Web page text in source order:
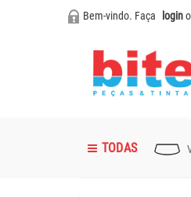
Bem-vindo. Faça login
TODAS